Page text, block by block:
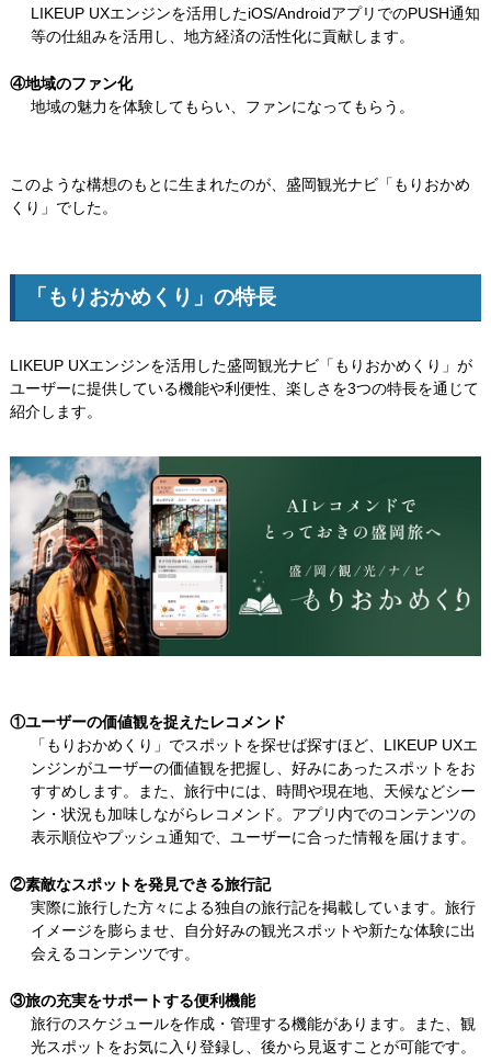
LIKEUP UXエンジンを活用したiOS/AndroidアプリでのPUSH通知
等の仕組みを活用し、地方経済の活性化に貢献します。
④地域のファン化
地域の魅力を体験してもらい、ファンになってもらう。
このような構想のもとに生まれたのが、盛岡観光ナビ「もりおかめ
くり」でした。
「もりおかめくり」の特長
LIKEUP UXエンジンを活用した盛岡観光ナビ「もりおかめくり」が
ユーザーに提供している機能や利便性、楽しさを3つの特長を通じて
紹介します。
①ユーザーの価値観を捉えたレコメンド
「もりおかめくり」でスポットを探せば探すほど、LIKEUP UXエ
ンジンがユーザーの価値観を把握し、好みにあったスポットをお
すすめします。また、旅行中には、時間や現在地、天候などシー
ン・状況も加味しながらレコメンド。アプリ内でのコンテンツの
表示順位やプッシュ通知で、ユーザーに合った情報を届けます。
②素敵なスポットを発見できる旅行記
実際に旅行した方々による独自の旅行記を掲載しています。旅行
イメージを膨らませ、自分好みの観光スポットや新たな体験に出
会えるコンテンツです。
③旅の充実をサポートする便利機能
旅行のスケジュールを作成・管理する機能があります。また、観
光スポットをお気に入り登録し、後から見返すことが可能です。